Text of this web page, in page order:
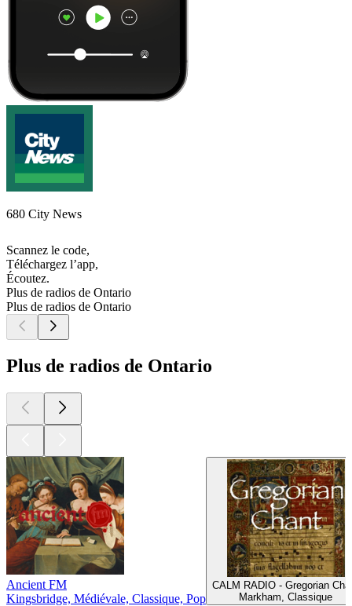
680 City News
Scannez le code,
Téléchargez l’app,
Écoutez.
Plus de radios de Ontario
Plus de radios de Ontario
Plus de radios de Ontario
Ancient FM
Kingsbridge, Médiévale, Classique, Pop
CALM RADIO - Gregorian
Markham, Classique